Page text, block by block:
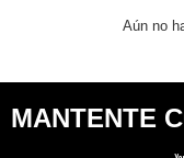
Aún no
MANTENTE